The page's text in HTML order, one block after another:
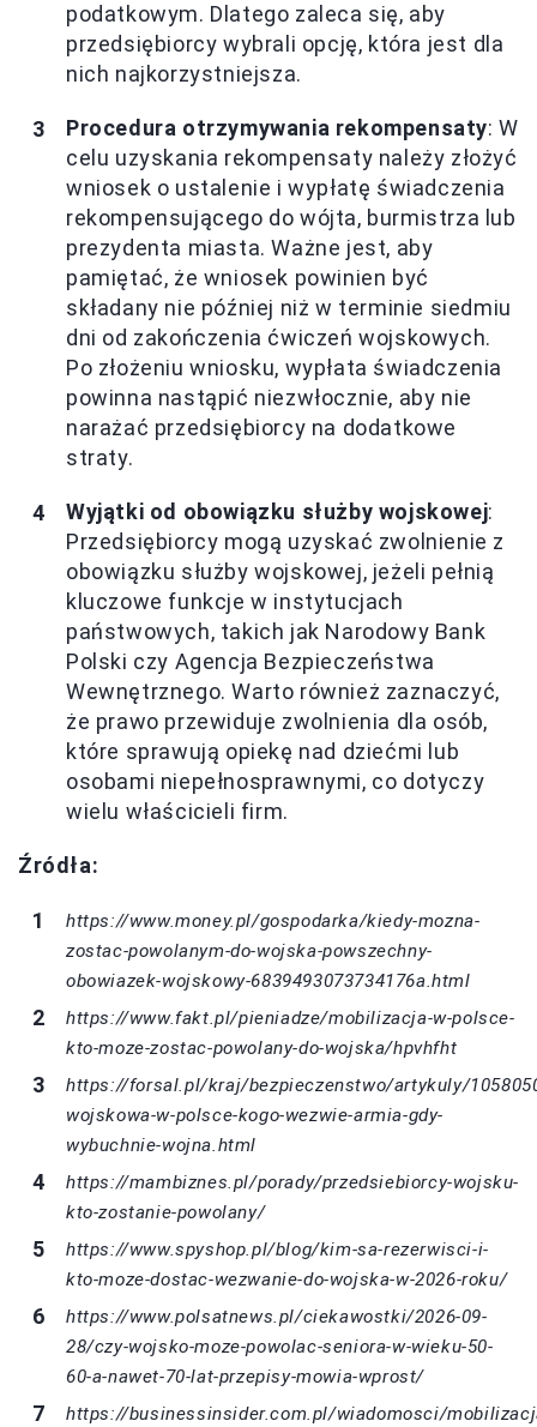
podatkowym. Dlatego zaleca się, aby
przedsiębiorcy wybrali opcję, która jest dla
nich najkorzystniejsza.
Procedura otrzymywania rekompensaty: W
celu uzyskania rekompensaty należy złożyć
wniosek o ustalenie i wypłatę świadczenia
rekompensującego do wójta, burmistrza lub
prezydenta miasta. Ważne jest, aby
pamiętać, że wniosek powinien być
składany nie później niż w terminie siedmiu
dni od zakończenia ćwiczeń wojskowych.
Po złożeniu wniosku, wypłata świadczenia
powinna nastąpić niezwłocznie, aby nie
narażać przedsiębiorcy na dodatkowe
straty.
Wyjątki od obowiązku służby wojskowej:
Przedsiębiorcy mogą uzyskać zwolnienie z
obowiązku służby wojskowej, jeżeli pełnią
kluczowe funkcje w instytucjach
państwowych, takich jak Narodowy Bank
Polski czy Agencja Bezpieczeństwa
Wewnętrznego. Warto również zaznaczyć,
że prawo przewiduje zwolnienia dla osób,
które sprawują opiekę nad dziećmi lub
osobami niepełnosprawnymi, co dotyczy
wielu właścicieli firm.
Źródła:
https://www.money.pl/gospodarka/kiedy-mozna-
zostac-powolanym-do-wojska-powszechny-
obowiazek-wojskowy-6839493073734176a.html
https://www.fakt.pl/pieniadze/mobilizacja-w-polsce-
kto-moze-zostac-powolany-do-wojska/hpvhfht
https://forsal.pl/kraj/bezpieczenstwo/artykuly/
wojskowa-w-polsce-kogo-wezwie-armia-gdy-
wybuchnie-wojna.html
https://mambiznes.pl/porady/przedsiebiorcy-wojsku-
kto-zostanie-powolany/
https://www.spyshop.pl/blog/kim-sa-rezerwisci-i-
kto-moze-dostac-wezwanie-do-wojska-w-2026-roku/
https://www.polsatnews.pl/ciekawostki/2026-09-
28/czy-wojsko-moze-powolac-seniora-w-wieku-50-
60-a-nawet-70-lat-przepisy-mowia-wprost/
https://businessinsider.com.pl/wiadomosci/